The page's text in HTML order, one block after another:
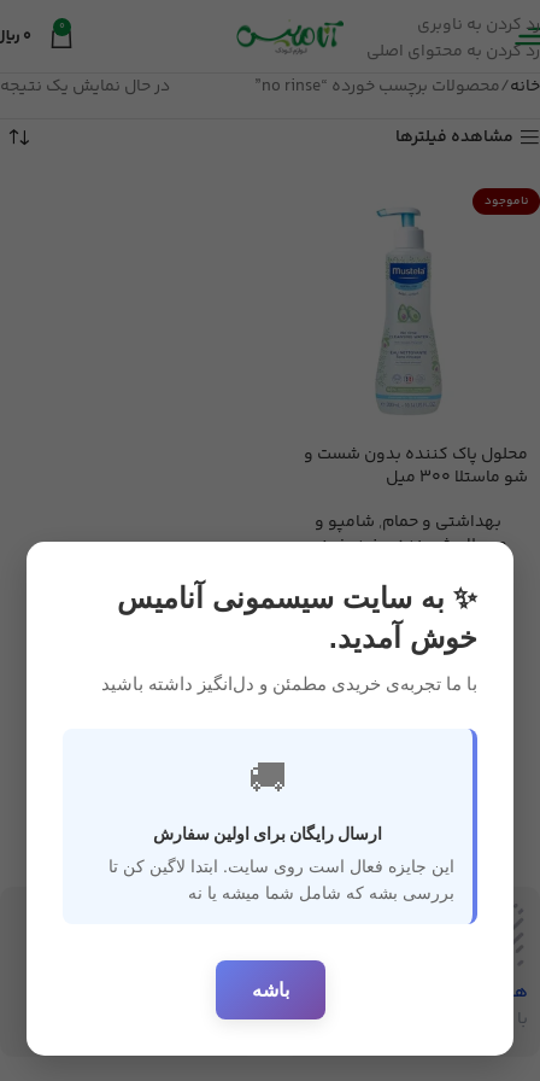
رد کردن به ناوبری
رد کردن به محتوای اصلی
0
0
خانه محصولات برچسب خورده “no rinse”
در حال نمایش یک نتیجه
مشاهده فیلترها
ناموجود
محلول پاک کننده بدون شست و
شو ماستلا 300 میل
بهداشتی و حمام, شامپو و
میسلار,شوینده و ضدعفونی
7,900,000ریال
هفت‌روز‌ضمانت‌بازگشت
با خیال راحت خرید کنید
ارسال سریع
✨ به سایت سیسمونی آنامیس
خوش آمدید.
با ما تجربه‌ی خریدی مطمئن و دل‌انگیز داشته باشید
🚚
ارسال رایگان برای اولین سفارش
این جایزه فعال است روی سایت. ابتدا لاگین کن تا
بررسی بشه که شامل شما میشه یا نه
باشه